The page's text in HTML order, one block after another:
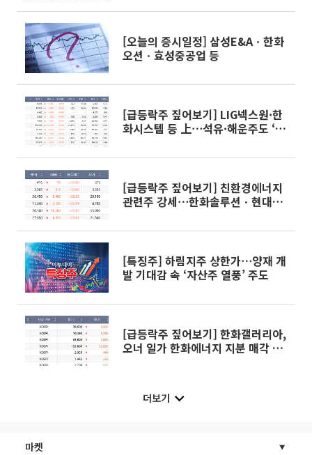
[오늘의 증시일정] 삼성E&Aㆍ한화
오션ㆍ효성중공업 등
[급등락주 짚어보기] LIG넥스원·한
화시스템 등 上⋯석유·해운주도 ‘불
[급등락주 짚어보기] 친환경에너지
관련주 강세⋯한화솔루션ㆍ현대에
[특징주] 하림지주 상한가⋯양재 개
발 기대감 속 ‘자산주 열풍’ 주도
[급등락주 짚어보기] 한화갤러리아,
오너 일가 한화에너지 지분 매각 소
더보기
마켓